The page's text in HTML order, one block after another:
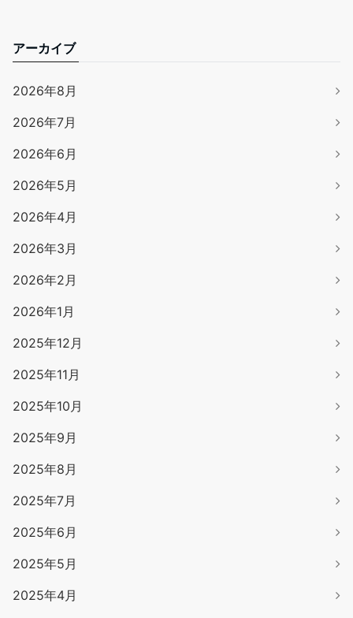
アーカイブ
2026年8月
2026年7月
2026年6月
2026年5月
2026年4月
2026年3月
2026年2月
2026年1月
2025年12月
2025年11月
2025年10月
2025年9月
2025年8月
2025年7月
2025年6月
2025年5月
2025年4月